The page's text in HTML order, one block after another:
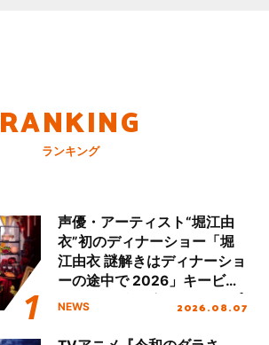
RANKING
ランキング
声優・アーティスト“堀江由
衣”初のディナーショー「堀
江由衣 謎解きはディナーショ
ーの途中で 2026」キービジ
ュアル＆グッズラインナップ
NEWS 2026.08.07